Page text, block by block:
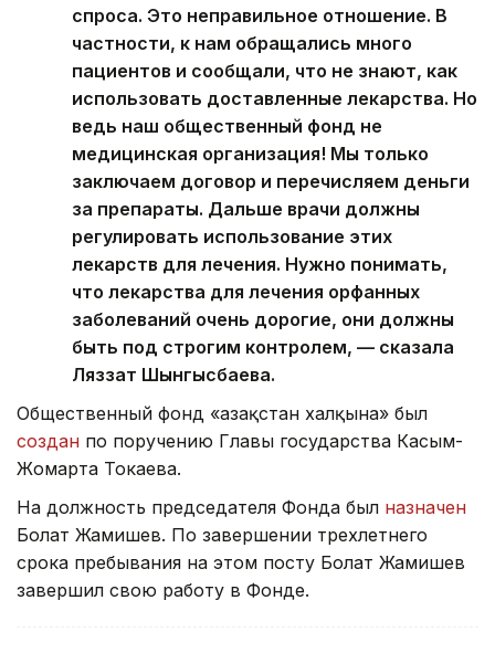
спроса. Это неправильное отношение. В
частности, к нам обращались много
пациентов и сообщали, что не знают, как
использовать доставленные лекарства. Но
ведь наш общественный фонд не
медицинская организация! Мы только
заключаем договор и перечисляем деньги
за препараты. Дальше врачи должны
регулировать использование этих
лекарств для лечения. Нужно понимать,
что лекарства для лечения орфанных
заболеваний очень дорогие, они должны
быть под строгим контролем, — сказала
Ляззат Шынгысбаева.
Общественный фонд «Қазақстан халқына» был
создан по поручению Главы государства Касым-
Жомарта Токаева.
На должность председателя Фонда был назначен
Болат Жамишев. По завершении трехлетнего
срока пребывания на этом посту Болат Жамишев
завершил свою работу в Фонде.